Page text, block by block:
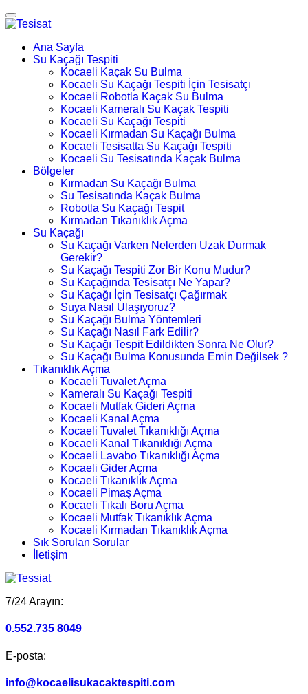
Ana Sayfa
Su Kaçağı Tespiti
Kocaeli Kaçak Su Bulma
Kocaeli Su Kaçağı Tespiti İçin Tesisatçı
Kocaeli Robotla Kaçak Su Bulma
Kocaeli Kameralı Su Kaçak Tespiti
Kocaeli Su Kaçağı Tespiti
Kocaeli Kırmadan Su Kaçağı Bulma
Kocaeli Tesisatta Su Kaçağı Tespiti
Kocaeli Su Tesisatında Kaçak Bulma
Bölgeler
Kırmadan Su Kaçağı Bulma
Su Tesisatında Kaçak Bulma
Robotla Su Kaçağı Tespit
Kırmadan Tıkanıklık Açma
Su Kaçağı
Su Kaçağı Varken Nelerden Uzak Durmak
Gerekir?
Su Kaçağı Tespiti Zor Bir Konu Mudur?
Su Kaçağında Tesisatçı Ne Yapar?
Su Kaçağı İçin Tesisatçı Çağırmak
Suya Nasıl Ulaşıyoruz?
Su Kaçağı Bulma Yöntemleri
Su Kaçağı Nasıl Fark Edilir?
Su Kaçağı Tespit Edildikten Sonra Ne Olur?
Su Kaçağı Bulma Konusunda Emin Değilsek ?
Tıkanıklık Açma
Kocaeli Tuvalet Açma
Kameralı Su Kaçağı Tespiti
Kocaeli Mutfak Gideri Açma
Kocaeli Kanal Açma
Kocaeli Tuvalet Tıkanıklığı Açma
Kocaeli Kanal Tıkanıklığı Açma
Kocaeli Lavabo Tıkanıklığı Açma
Kocaeli Gider Açma
Kocaeli Tıkanıklık Açma
Kocaeli Pimaş Açma
Kocaeli Tıkalı Boru Açma
Kocaeli Mutfak Tıkanıklık Açma
Kocaeli Kırmadan Tıkanıklık Açma
Sık Sorulan Sorular
İletişim
7/24 Arayın:
0.552.735 8049
E-posta:
info@kocaelisukacaktespiti.com